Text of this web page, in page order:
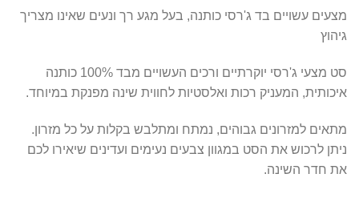
מצעים עשויים בד ג'רסי כותנה, בעל מגע רך ונעים שאינו מצריך
גיהוץ
סט מצעי ג'רסי יוקרתיים ורכים העשויים מבד 100% כותנה
איכותית, המעניק רכות ואלסטיות לחווית שינה מפנקת במיוחד.
מתאים למזרונים גבוהים, נמתח ומתלבש בקלות על כל מזרון.
ניתן לרכוש את הסט במגוון צבעים נעימים ועדינים שיאירו לכם
את חדר השינה.